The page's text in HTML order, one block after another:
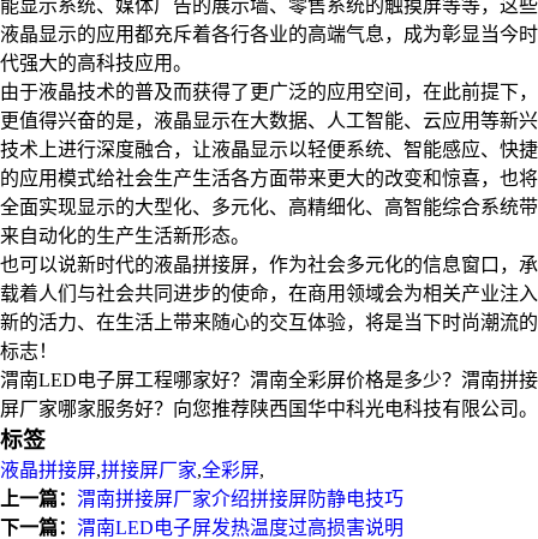
能显示系统、媒体广告的展示墙、零售系统的触摸屏等等，这些
液晶显示的应用都充斥着各行各业的高端气息，成为彰显当今时
代强大的高科技应用。
由于液晶技术的普及而获得了更广泛的应用空间，在此前提下，
更值得兴奋的是，液晶显示在大数据、人工智能、云应用等新兴
技术上进行深度融合，让液晶显示以轻便系统、智能感应、快捷
的应用模式给社会生产生活各方面带来更大的改变和惊喜，也将
全面实现显示的大型化、多元化、高精细化、高智能综合系统带
来自动化的生产生活新形态。
也可以说新时代的液晶拼接屏，作为社会多元化的信息窗口，承
载着人们与社会共同进步的使命，在商用领域会为相关产业注入
新的活力、在生活上带来随心的交互体验，将是当下时尚潮流的
标志！
渭南LED电子屏工程哪家好？渭南全彩屏价格是多少？渭南拼接
屏厂家哪家服务好？向您推荐陕西国华中科光电科技有限公司。
标签
液晶拼接屏,拼接屏厂家,全彩屏,
上一篇： 渭南拼接屏厂家介绍拼接屏防静电技巧
下一篇： 渭南LED电子屏发热温度过高损害说明